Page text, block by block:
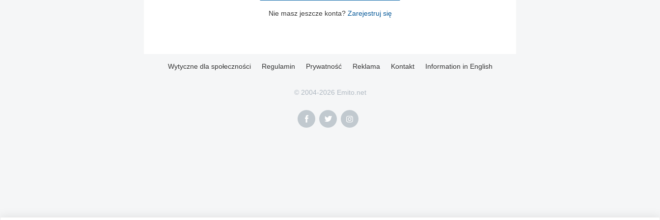
Nie masz jeszcze konta? Zarejestruj się
Wytyczne dla społeczności Regulamin Prywatność Reklama Kontakt Information in English
© 2004-2026 Emito.net